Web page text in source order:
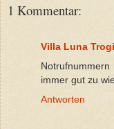
1 Kommentar:
Villa Luna
immer gut zu
Antworten